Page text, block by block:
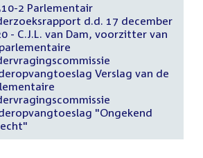
2 Parlementair
d.d. 17 december
- C.J.L. van Dam, voorzitter van
Verslag van de
"Ongekend